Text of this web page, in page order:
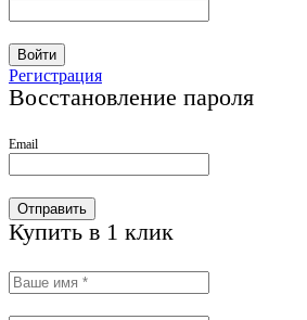
Войти
Регистрация
Восстановление пароля
Email
Отправить
Купить в 1 клик